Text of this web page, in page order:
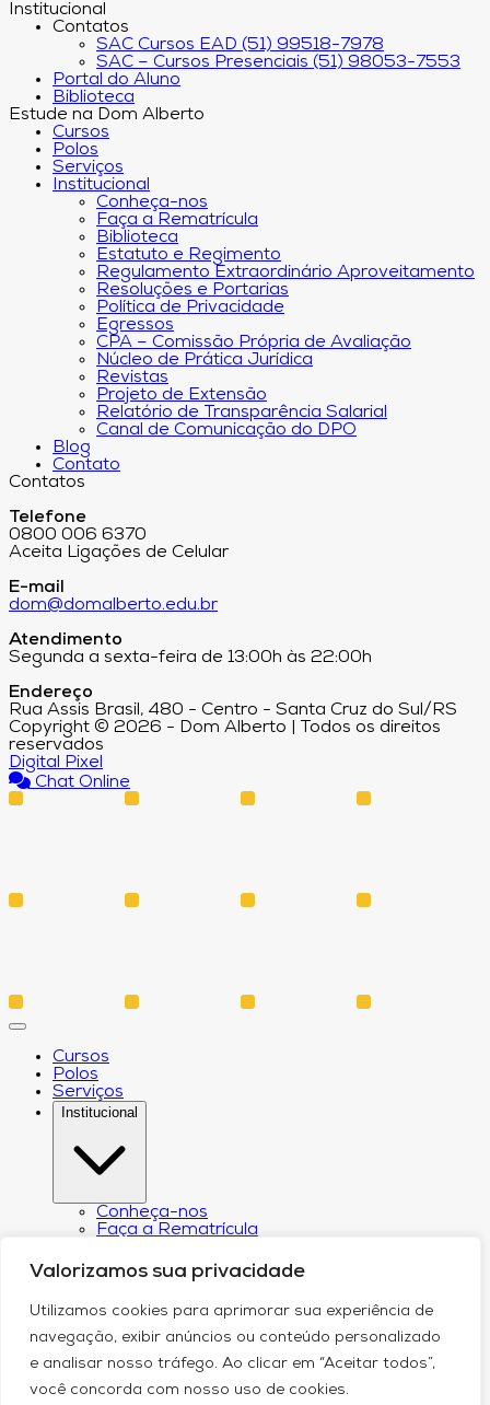
Valorizamos sua privacidade
Utilizamos cookies para aprimorar sua experiência de
navegação, exibir anúncios ou conteúdo personalizado
e analisar nosso tráfego. Ao clicar em “Aceitar todos”,
você concorda com nosso uso de cookies.
Institucional
Contatos
SAC Cursos EAD (51) 99518-7978
SAC – Cursos Presenciais (51) 98053-7553
Portal do Aluno
Biblioteca
Estude na Dom Alberto
Cursos
Polos
Serviços
Institucional
Conheça-nos
Faça a Rematrícula
Biblioteca
Estatuto e Regimento
Regulamento Extraordinário Aproveitamento
Resoluções e Portarias
Política de Privacidade
Egressos
CPA – Comissão Própria de Avaliação
Núcleo de Prática Jurídica
Revistas
Projeto de Extensão
Relatório de Transparência Salarial
Canal de Comunicação do DPO
Blog
Contato
Contatos
Telefone
0800 006 6370
Aceita Ligações de Celular
E-mail
dom@domalberto.edu.br
Atendimento
Segunda a sexta-feira de 13:00h às 22:00h
Endereço
Rua Assis Brasil, 480 - Centro - Santa Cruz do Sul/RS
Copyright © 2026 - Dom Alberto | Todos os direitos
reservados
Digital Pixel
Chat Online
Cursos
Polos
Serviços
Institucional
Conheça-nos
Faça a Rematrícula
Estatuto e Regimento
Regulamento Extraordinário Aproveitamento
Resoluções e Portarias
Política de Privacidade
Egressos
CPA – Comissão Própria de Avaliação
Núcleo de Prática Jurídica
Revistas